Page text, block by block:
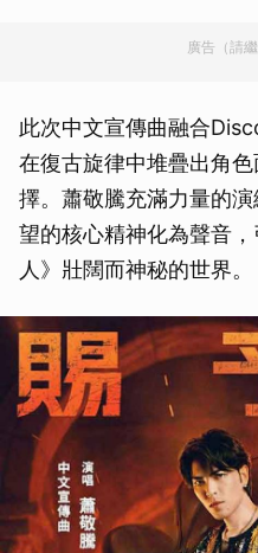
廣告（請
此次中文宣傳曲融合
在復古旋律中堆疊出角
擇。蕭敬騰充滿力量的
望的核心精神化為聲音
人》壯闊而神秘的世界。